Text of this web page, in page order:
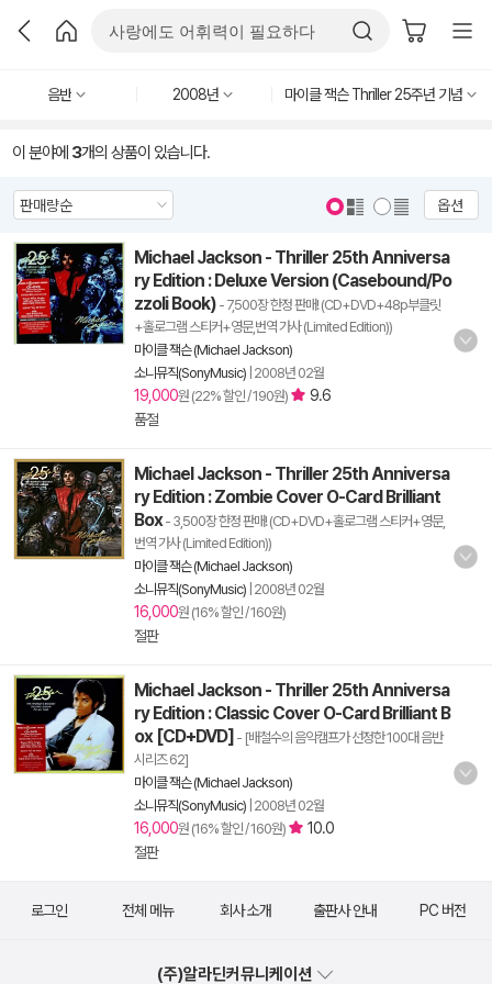
음반 2008년 마이클 잭슨 Thriller 25주년 기념
이 분야에 3개의 상품이 있습니다.
옵션
Michael Jackson - Thriller 25th Anniversa
ry Edition : Deluxe Version (Casebound/Po
zzoli Book) - 7,500장 한정 판매! (CD+DVD+48p부클릿
+홀로그램 스티커+영문,번역 가사 (Limited Edition))
마이클 잭슨 (Michael Jackson)
소니뮤직(SonyMusic) 2008년 02월
19,000원 (22% 할인 / 190원)
9.6
품절
Michael Jackson - Thriller 25th Anniversa
ry Edition : Zombie Cover O-Card Brilliant
Box- 3,500장 한정 판매! (CD+DVD+홀로그램 스티커+영문,
번역 가사 (Limited Edition))
마이클 잭슨 (Michael Jackson)
소니뮤직(SonyMusic) 2008년 02월
16,000원 (16% 할인 / 160원)
절판
Michael Jackson - Thriller 25th Anniversa
ry Edition : Classic Cover O-Card Brilliant B
ox [CD+DVD] - [배철수의 음악캠프가 선정한 100대 음반
시리즈 62]
마이클 잭슨 (Michael Jackson)
소니뮤직(SonyMusic) 2008년 02월
16,000원 (16% 할인 / 160원)
10.0
절판
로그인 전체 메뉴 회사 소개 출판사 안내 PC 버전
(주)알라딘커뮤니케이션